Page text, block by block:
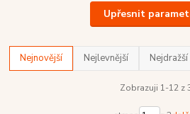
Upřesnit
Nejnovější Nejlevnější Nejdražší
Zobrazuji 1-12 z